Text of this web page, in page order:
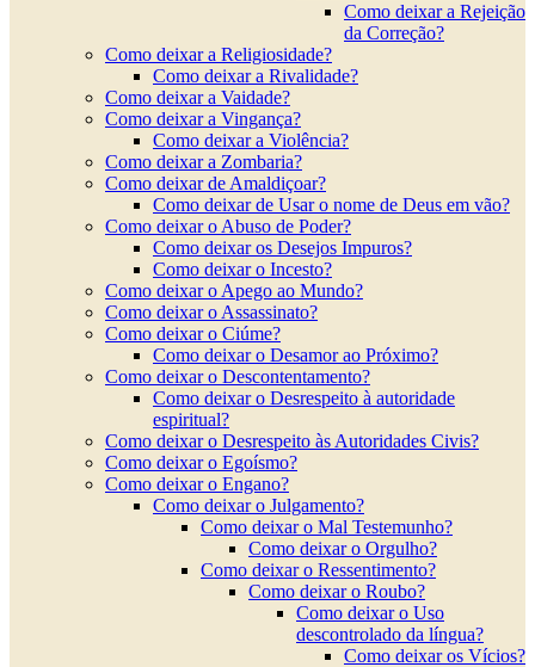
Como deixar a Rejeição
da Correção?
Como deixar a Religiosidade?
Como deixar a Rivalidade?
Como deixar a Vaidade?
Como deixar a Vingança?
Como deixar a Violência?
Como deixar a Zombaria?
Como deixar de Amaldiçoar?
Como deixar de Usar o nome de Deus em vão?
Como deixar o Abuso de Poder?
Como deixar os Desejos Impuros?
Como deixar o Incesto?
Como deixar o Apego ao Mundo?
Como deixar o Assassinato?
Como deixar o Ciúme?
Como deixar o Desamor ao Próximo?
Como deixar o Descontentamento?
Como deixar o Desrespeito à autoridade
espiritual?
Como deixar o Desrespeito às Autoridades Civis?
Como deixar o Egoísmo?
Como deixar o Engano?
Como deixar o Julgamento?
Como deixar o Mal Testemunho?
Como deixar o Orgulho?
Como deixar o Ressentimento?
Como deixar o Roubo?
Como deixar o Uso
descontrolado da língua?
Como deixar os Vícios?